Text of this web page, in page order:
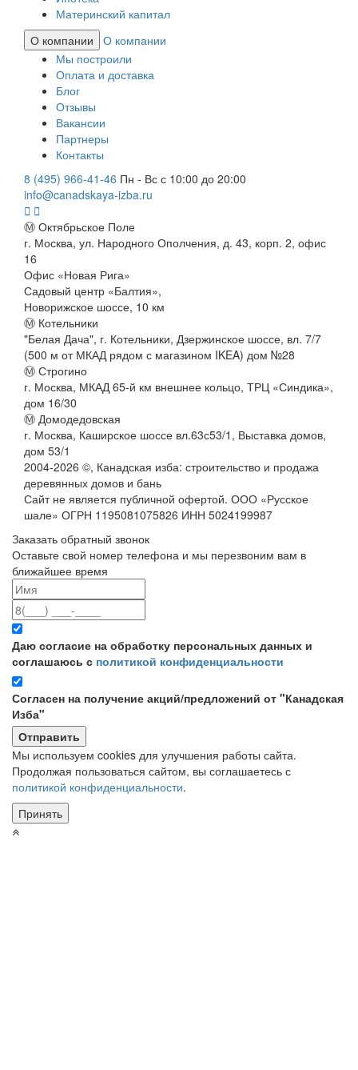
Материнский капитал
О компании
О компании
Мы построили
Оплата и доставка
Блог
Отзывы
Вакансии
Партнеры
Контакты
8 (495) 966-41-46 Пн - Вс с 10:00 до 20:00
info@canadskaya-izba.ru
Ⓜ Октябрьское Поле
г. Москва, ул. Народного Ополчения, д. 43, корп. 2, офис
16
Офис «Новая Рига»
Садовый центр «Балтия»,
Новорижское шоссе, 10 км
Ⓜ Котельники
"Белая Дача", г. Котельники, Дзержинское шоссе, вл. 7/7
(500 м от МКАД рядом с магазином IKEA) дом №28
Ⓜ Строгино
г. Москва, МКАД 65-й км внешнее кольцо, ТРЦ «Синдика»,
дом 16/30
Ⓜ Домодедовская
г. Москва, Каширское шоссе вл.63с53/1, Выставка домов,
дом 53/1
2004-2026 ©, Канадская изба: строительство и продажа
деревянных домов и бань
Сайт не является публичной офертой. ООО «Русское
шале» ОГРН 1195081075826 ИНН 5024199987
Заказать обратный звонок
Оставьте свой номер телефона и мы перезвоним вам в
ближайшее время
Даю согласие на обработку персональных данных и
соглашаюсь с политикой конфиденциальности
Согласен на получение акций/предложений от "Канадская
Изба"
Мы используем cookies для улучшения работы сайта.
Продолжая пользоваться сайтом, вы соглашаетесь с
политикой конфиденциальности.
Принять